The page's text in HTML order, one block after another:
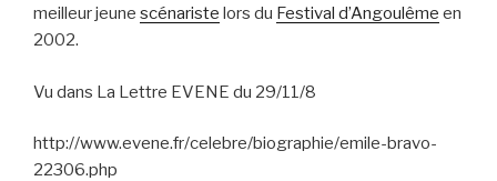
meilleur jeune scénariste lors du Festival d’Angoulême en
2002.
Vu dans La Lettre EVENE du 29/11/8
http://www.evene.fr/celebre/biographie/emile-bravo-
22306.php